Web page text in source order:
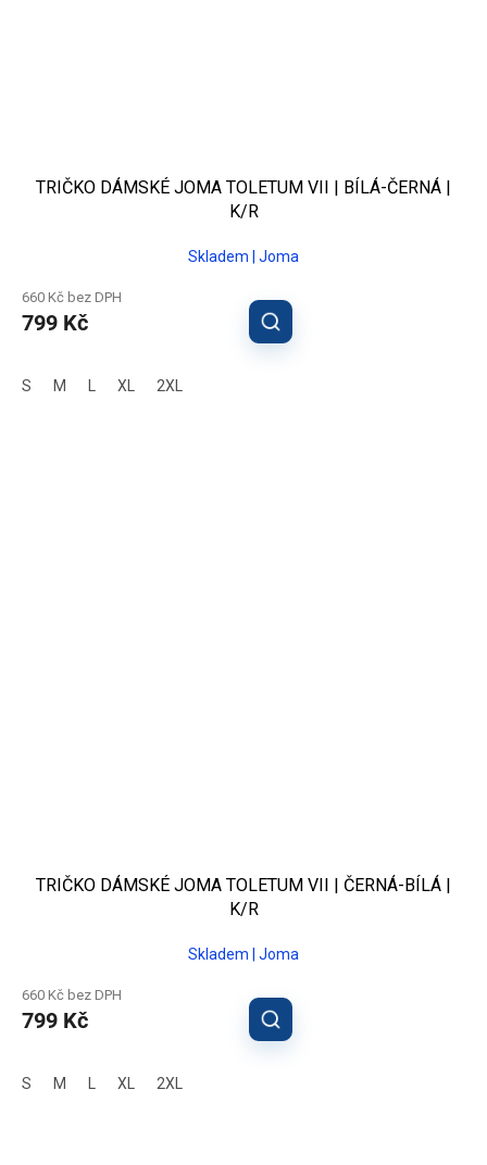
TRIČKO DÁMSKÉ JOMA TOLETUM VII | BÍLÁ-ČERNÁ |
K/R
Skladem | Joma
660 Kč bez DPH
799 Kč
S M L XL 2XL
TRIČKO DÁMSKÉ JOMA TOLETUM VII | ČERNÁ-BÍLÁ |
K/R
Skladem | Joma
660 Kč bez DPH
799 Kč
S M L XL 2XL